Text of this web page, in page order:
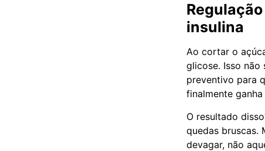
insulina
Ao cortar o
glicose. Isso
preventivo para
finalmente
O resultado
quedas bruscas.
devagar, não